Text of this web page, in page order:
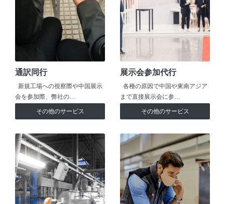
通訳同行
新規工場への視察際や中国展示
会を参加際、弊社の…
その他のサービス
展示会参加代行
各種の原因で中国や東南アジア
まで直接展示会に参…
その他のサービス